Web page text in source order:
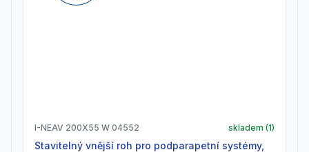
I-NEAV 200X55 W 04552 skladem (1)
Stavitelný vnější roh pro podparapetní systémy,